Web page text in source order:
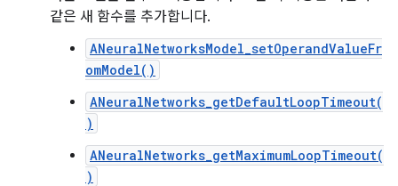
같은 새 함수를 추가합니다.
ANeuralNetworksModel_setOperandValueFr
omModel()
ANeuralNetworks_getDefaultLoopTimeout(
)
ANeuralNetworks_getMaximumLoopTimeout(
)